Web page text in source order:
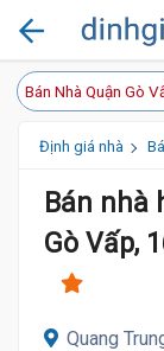
Bán Nhà Quận Gò
Định giá nhà
Bán nhà
Gò Vấp,
Quang